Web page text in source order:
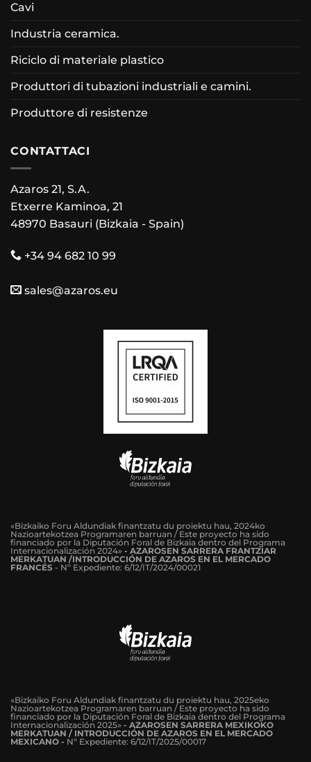
Cavi
Industria ceramica.
Riciclo di materiale plastico
Produttori di tubazioni industriali e camini.
Produttore di resistenze
CONTATTACI
Azaros 21, S.A.
Etxerre Kaminoa, 21
48970 Basauri (Bizkaia - Spain)
+34 94 682 10 99
sales@azaros.eu
«Bizkaiko Foru Aldundiak finantzatu du proiektu hau, 2024ko
Nazioartekotzea Programaren barruan / Este proyecto ha sido
financiado por la Diputación Foral de Bizkaia dentro del Programa
Internacionalización 2024» - AZAROSEN SARRERA FRANTZIAR
MERKATUAN /INTRODUCCIÓN DE AZAROS EN EL MERCADO
FRANCÉS - Nº Expediente: 6/12/IT/2024/00021
«Bizkaiko Foru Aldundiak finantzatu du proiektu hau, 2025eko
Nazioartekotzea Programaren barruan / Este proyecto ha sido
financiado por la Diputación Foral de Bizkaia dentro del Programa
Internacionalización 2025» - AZAROSEN SARRERA MEXIKOKO
MERKATUAN / INTRODUCCIÓN DE AZAROS EN EL MERCADO
MEXICANO - Nº Expediente: 6/12/IT/2025/00017